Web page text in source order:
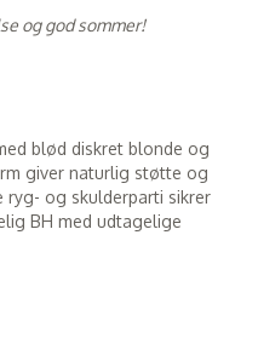
og god sommer!
blød diskret blonde og
giver naturlig støtte og
ryg- og skulderparti sikrer
BH med udtagelige